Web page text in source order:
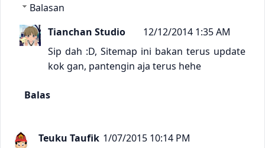
Balasan
Tianchan Studio
12/12/2014 1:35 AM
Sip dah :D, Sitemap ini bakan terus update
kok gan, pantengin aja terus hehe
Balas
Teuku Taufik 1/07/2015 10:14 PM